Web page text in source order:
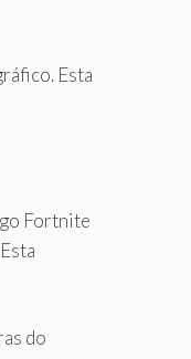
Esta
Fortnite
do